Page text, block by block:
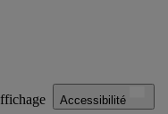
Accessibilité